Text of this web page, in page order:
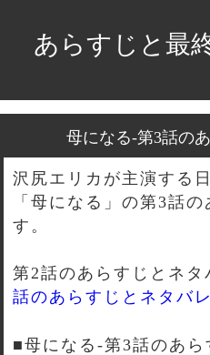
あらすじと最
母になる-第3話の
沢尻エリカが主演する
「母になる」の第3話
す。
第2話のあらすじとネタ
話のあらすじとネタバレ
■母になる-第3話のあら